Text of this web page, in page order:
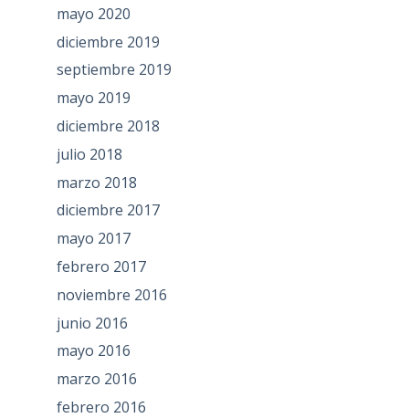
mayo 2020
diciembre 2019
septiembre 2019
mayo 2019
diciembre 2018
julio 2018
marzo 2018
diciembre 2017
mayo 2017
febrero 2017
noviembre 2016
junio 2016
mayo 2016
marzo 2016
febrero 2016